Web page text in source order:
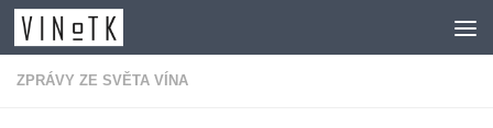
Skip to content
ZPRÁVY ZE SVĚTA VÍNA